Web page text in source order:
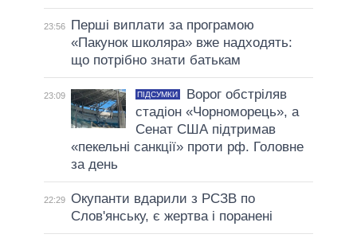
23:56
Перші виплати за програмою
«Пакунок школяра» вже надходять:
що потрібно знати батькам
23:09 ПІДСУМКИ
Ворог обстріляв
стадіон «Чорноморець», а
Сенат США підтримав
«пекельні санкції» проти рф. Головне
за день
22:29 Окупанти вдарили з РСЗВ по
Слов'янську, є жертва і поранені